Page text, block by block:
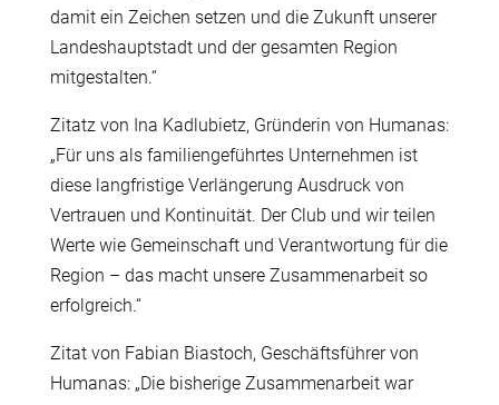
damit ein Zeichen setzen und die Zukunft unserer
Landeshauptstadt und der gesamten Region
mitgestalten.“
Zitatz von Ina Kadlubietz, Gründerin von Humanas:
„Für uns als familiengeführtes Unternehmen ist
diese langfristige Verlängerung Ausdruck von
Vertrauen und Kontinuität. Der Club und wir teilen
Werte wie Gemeinschaft und Verantwortung für die
Region – das macht unsere Zusammenarbeit so
erfolgreich.“
Zitat von Fabian Biastoch, Geschäftsführer von
Humanas: „Die bisherige Zusammenarbeit war